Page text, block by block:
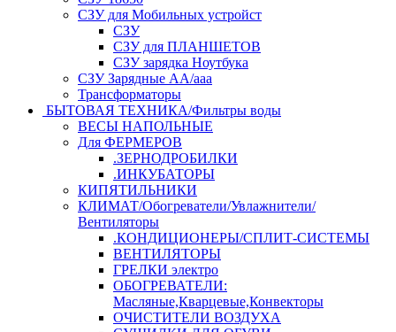
СЗУ для Мобильных устройст
СЗУ
СЗУ для ПЛАНШЕТОВ
СЗУ зарядка Ноутбука
СЗУ Зарядные АА/ааа
Трансформаторы
БЫТОВАЯ ТЕХНИКА/Фильтры воды
ВЕСЫ НАПОЛЬНЫЕ
Для ФЕРМЕРОВ
.ЗЕРНОДРОБИЛКИ
.ИНКУБАТОРЫ
КИПЯТИЛЬНИКИ
КЛИМАТ/Обогреватели/Увлажнители/
Вентиляторы
.КОНДИЦИОНЕРЫ/СПЛИТ-СИСТЕМЫ
ВЕНТИЛЯТОРЫ
ГРЕЛКИ электро
ОБОГРЕВАТЕЛИ:
Масляные,Кварцевые,Конвекторы
ОЧИСТИТЕЛИ ВОЗДУХА